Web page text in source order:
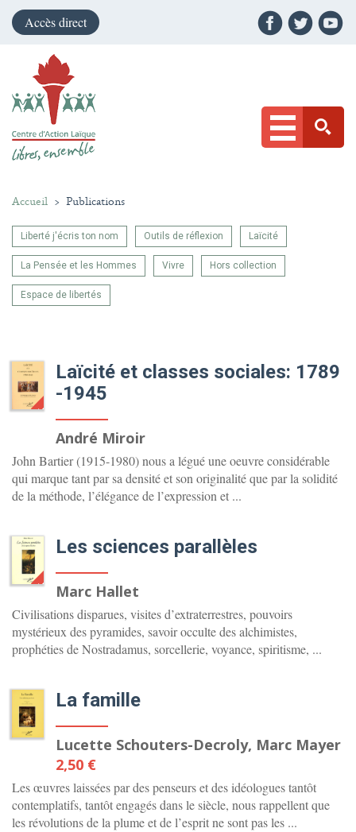
Accès direct
Accueil > Publications
Liberté j'écris ton nom Outils de réflexion Laïcité
La Pensée et les Hommes Vivre Hors collection
Espace de libertés
ÉPUISÉ
Laïcité et classes sociales: 1789
-1945
André Miroir
John Bartier (1915-1980) nous a légué une oeuvre considérable
qui marque tant par sa densité et son originalité que par la solidité
de la méthode, l’élégance de l’expression et ...
ÉPUISÉ
Les sciences parallèles
Marc Hallet
Civilisations disparues, visites d’extraterrestres, pouvoirs
mystérieux des pyramides, savoir occulte des alchimistes,
prophéties de Nostradamus, sorcellerie, voyance, spiritisme, ...
La famille
Lucette Schouters-Decroly, Marc Mayer
2,50 €
Les œuvres laissées par des penseurs et des idéologues tantôt
contemplatifs, tantôt engagés dans le siècle, nous rappellent que
les révolutions de la plume et de l’esprit ne sont pas les ...